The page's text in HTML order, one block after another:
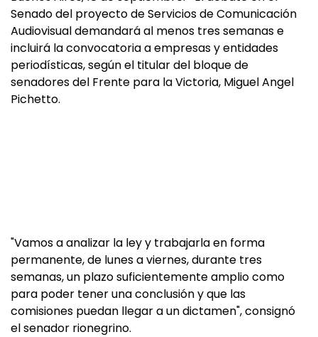
Senado del proyecto de Servicios de Comunicación
Audiovisual demandará al menos tres semanas e
incluirá la convocatoria a empresas y entidades
periodísticas, según el titular del bloque de
senadores del Frente para la Victoria, Miguel Angel
Pichetto.
"Vamos a analizar la ley y trabajarla en forma
permanente, de lunes a viernes, durante tres
semanas, un plazo suficientemente amplio como
para poder tener una conclusión y que las
comisiones puedan llegar a un dictamen", consignó
el senador rionegrino.